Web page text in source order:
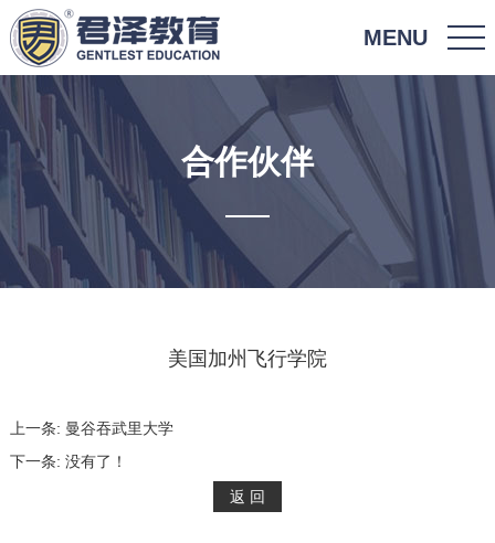
MENU
合作伙伴
美国加州飞行学院
上一条: 曼谷吞武里大学
下一条: 没有了！